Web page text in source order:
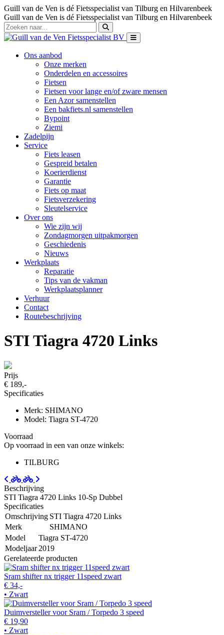
Guill van de Ven is dé Fietsspecialist van Tilburg en Hilvarenbeek
Guill van de Ven is dé Fietsspecialist van Tilburg en Hilvarenbeek
Ons aanbod
Onze merken
Onderdelen en accessoires
Fietsen
Fietsen voor lange en/of zware mensen
Een Azor samenstellen
Een bakfiets.nl samenstellen
Bypoint
Ziemi
Zadelpijn
Service
Fiets leasen
Gespreid betalen
Koerierdienst
Garantie
Fiets op maat
Fietsverzekering
Sleutelservice
Over ons
Wie zijn wij
Zondagmorgen uitpakmorgen
Geschiedenis
Nieuws
Werkplaats
Reparatie
Tips van de vakman
Werkplaatsplanner
Verhuur
Contact
Routebeschrijving
STI Tiagra 4720 Links
Prijs
€ 189,-
Specificaties
Merk: SHIMANO
Model: Tiagra ST-4720
Voorraad
Op voorraad in een van onze winkels:
TILBURG
Beschrijving
STI Tiagra 4720 Links 10-Sp Dubbel
Specificaties
Omschrijving STI Tiagra 4720 Links
Merk
SHIMANO
Model
Tiagra ST-4720
Modeljaar 2019
Gerelateerde producten
Sram shifter nx trigger 11speed zwart
€ 34,-
• Zwart
Duimversteller voor Sram / Torpedo 3 speed
€ 19,90
• Zwart